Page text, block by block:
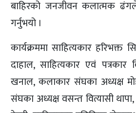
बाहिरको जनजीवन कलात्मक
गर्नुभयो ।
कार्यक्रममा साहित्यकार हरिभक्त
दाहाल, साहित्यकार एवं पत्रकार
खनाल, कलाकार संघका अध्यक्ष
संघका अध्यक्ष वसन्त वित्यासी